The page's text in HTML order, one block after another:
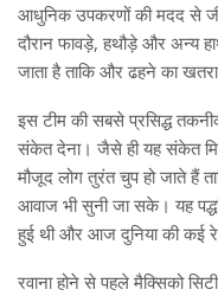
आधुनिक उपकरणों की मदद से
दौरान फावड़े, हथौड़े और अन्य
जाता है ताकि और ढहने का
इस टीम की सबसे प्रसिद्ध
संकेत देना। जैसे ही यह संकेत
मौजूद लोग तुरंत चुप हो जाते हैं
आवाज भी सुनी जा सके। यह
हुई थी और आज दुनिया की कई
रवाना होने से पहले मैक्सिको